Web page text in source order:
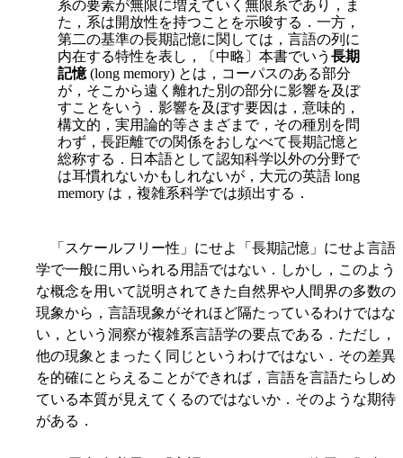
系の要素が無限に増えていく無限系であり，ま
た，系は開放性を持つことを示唆する．一方，
第二の基準の長期記憶に関しては，言語の列に
内在する特性を表し，〔中略〕本書でいう 長期
記憶(long memory) とは，コーパスのある部分
が，そこから遠く離れた別の部分に影響を及ぼ
すことをいう．影響を及ぼす要因は，意味的，
構文的，実用論的等さまざまで，その種別を問
わず，長距離での関係をおしなべて長期記憶と
総称する．日本語として認知科学以外の分野で
は耳慣れないかもしれないが，大元の英語 long
memory は，複雑系科学では頻出する．
「スケールフリー性」にせよ「長期記憶」にせよ言語
学で一般に用いられる用語ではない．しかし，このよう
な概念を用いて説明されてきた自然界や人間界の多数の
現象から，言語現象がそれほど隔たっているわけではな
い，という洞察が複雑系言語学の要点である．ただし，
他の現象とまったく同じというわけではない．その差異
を的確にとらえることができれば，言語を言語たらしめ
ている本質が見えてくるのではないか．そのような期待
がある．